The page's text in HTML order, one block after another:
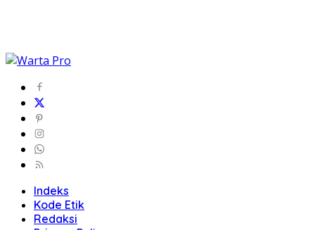
Indeks
Kode Etik
Redaksi